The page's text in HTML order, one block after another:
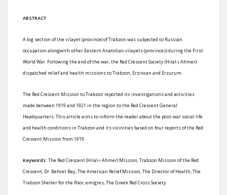
ABSTRACT
A big section of the vilayet (province) of Trabzon was subjected to Russian
occupation alongwith other Eastern Anatolian vilayets (provinces) during the First
World War. Following the end of the war, the Red Crescent Society (Hilal-i Ahmer)
dispatched relief and health missions to Trabzon, Erzincan and Erzurum.
The Red Crescent Mission to Trabzon reported its investigations and activities
made between 1919 and 1921 in the region to the Red Crescent General
Headquarters. This article aims to inform the reader about the post-war social life
and health conditions in Trabzon and its vicinities based on four reports of the Red
Crescent Mission from 1919.
Keywords: The Red Crescent (Hilal-i Ahmer) Mission, Trabzon Mission of the Red
Crescent, Dr. Behcet Bey, The American Relief Mission, The Director of Health, The
Trabzon Shelter for the Poor, emigres, The Greek Red Cross Society